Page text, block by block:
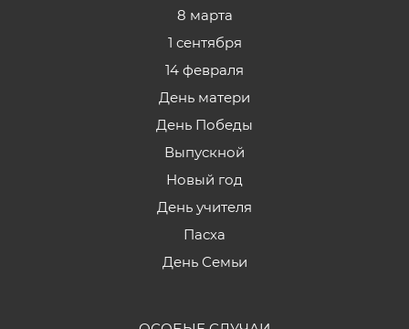
8 марта
1 сентября
14 февраля
День матери
День Победы
Выпускной
Новый год
День учителя
Пасха
День Семьи